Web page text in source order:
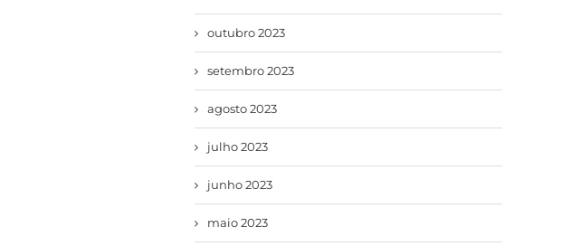
outubro 2023
setembro 2023
agosto 2023
julho 2023
junho 2023
maio 2023